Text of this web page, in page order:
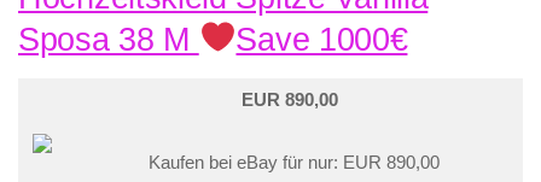
Sposa 38 M
Save 1000€
EUR 890,00
Kaufen bei eBay für nur: EUR 890,00